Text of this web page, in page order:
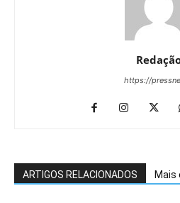
https://
ARTIGOS RELACIONADOS Mais